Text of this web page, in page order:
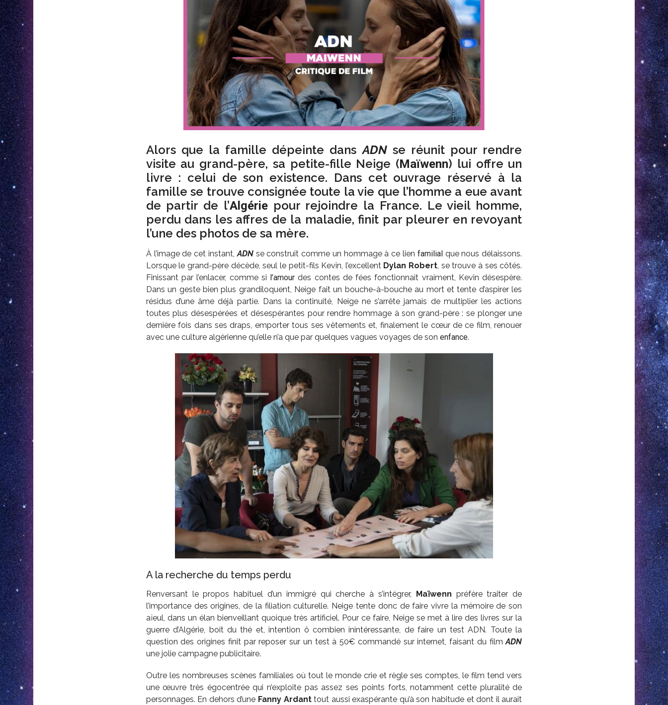
Alors que la famille dépeinte dansADN se réunit pour rendre
visite au grand-père, sa petite-fille Neige (Maïwenn) lui offre un
livre : celui de son existence. Dans cet ouvrage réservé à la
famille se trouve consignée toute la vie que l’homme a eue avant
de partir de l’Algérie pour rejoindre la France. Le vieil homme,
perdu dans les affres de la maladie, finit par pleurer en revoyant
l’une des photos de sa mère.
À l’image de cet instant, ADN se construit comme un hommage à ce lien familialque nous délaissons.
Lorsque le grand-père décède, seul le petit-fils Kevin, l’excellent Dylan Robert , se trouve à ses côtés.
Finissant par l’enlacer, comme si l’amour des contes de fées fonctionnait vraiment, Kevin désespère.
Dans un geste bien plus grandiloquent, Neige fait un bouche-à-bouche au mort et tente d’aspirer les
résidus d’une âme déjà partie. Dans la continuité, Neige ne s’arrête jamais de multiplier les actions
toutes plus désespérées et désespérantes pour rendre hommage à son grand-père : se plonger une
dernière fois dans ses draps, emporter tous ses vêtements et, finalement le cœur de ce film, renouer
avec une culture algérienne qu’elle n’a que par quelques vagues voyages de son enfance.
A la recherche du temps perdu
Renversant le propos habituel d’un immigré qui cherche à s’intégrer, Maïwenn préfère traiter de
l’importance des origines, de la filiation culturelle. Neige tente donc de faire vivre la mémoire de son
aïeul, dans un élan bienveillant quoique très artificiel. Pour ce faire, Neige se met à lire des livres sur la
guerre d’Algérie, boit du thé et, intention ô combien inintéressante, de faire un test ADN. Toute la
question des origines finit par reposer sur un test à 50€ commandé sur internet, faisant du filmADN
une jolie campagne publicitaire.
Outre les nombreuses scènes familiales où tout le monde crie et règle ses comptes, le film tend vers
une œuvre très égocentrée qui n’exploite pas assez ses points forts, notamment cette pluralité de
personnages. En dehors d’une Fanny Ardanttout aussi exaspérante qu’à son habitude et dont il aurait